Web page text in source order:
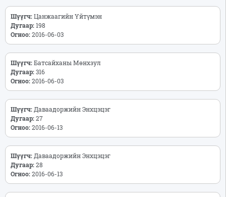
Шүүгч:Цанжаагийн Үйтүмэн
Дугаар:198
Огноо:2016-06-03
Шүүгч:Батсайханы Мөнхзул
Дугаар:316
Огноо:2016-06-03
Шүүгч: Даваадоржийн Энхцэцэг
Дугаар:27
Огноо:2016-06-13
Шүүгч: Даваадоржийн Энхцэцэг
Дугаар:28
Огноо:2016-06-13